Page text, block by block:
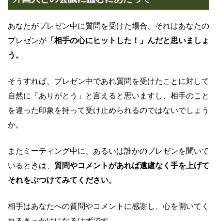
あなたがプレゼン中に質問を受けた場合、それはあなたの
プレゼンが 「相手の心にヒットした！」んだと思いましょ
う。
そうすれば、プレゼン中であれ質問を受けたことに対して
自然に「ありがとう」と言えると思いますし、相手のこと
を違った印象を持って受け止められるのではないでしょう
か。
またミーティング中に、あるいは誰かのプレゼンを聞いて
いるときは、 質問やコメントがあれば遠慮なく手を上げて
それをぶつけてみてください。
相手はあなたへの質問やコメントに感謝し、心を開いてく